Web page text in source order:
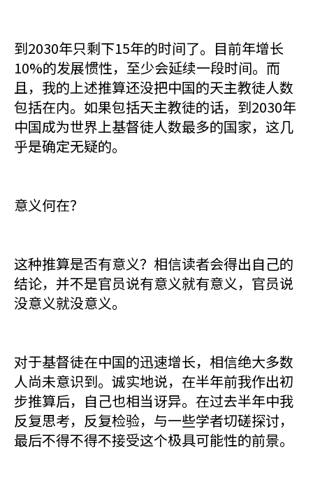
到2030年只剩下15年的时间了。目前年增长
10%的发展惯性，至少会延续一段时间。而
且，我的上述推算还没把中国的天主教徒人数
包括在内。如果包括天主教徒的话，到2030年
中国成为世界上基督徒人数最多的国家，这几
乎是确定无疑的。
意义何在？
这种推算是否有意义？相信读者会得出自己的
结论，并不是官员说有意义就有意义，官员说
没意义就没意义。
对于基督徒在中国的迅速增长，相信绝大多数
人尚未意识到。诚实地说，在半年前我作出初
步推算后，自己也相当讶异。在过去半年中我
反复思考，反复检验，与一些学者切磋探讨，
最后不得不得不接受这个极具可能性的前景。